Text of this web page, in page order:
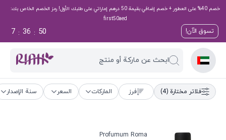
خصم 40% على العطور + خصم إضافي بقيمة 50 درهم إماراتي على طلبك الأول! رمز الخصم الخاص بك:
first50aed
تسوق الآن! 49
:
36
:
7
ابحث عن ماركة أو منتج
فلاتر مختارة (4) فرز الماركات السعر سنة الإصدار
Profumum Roma